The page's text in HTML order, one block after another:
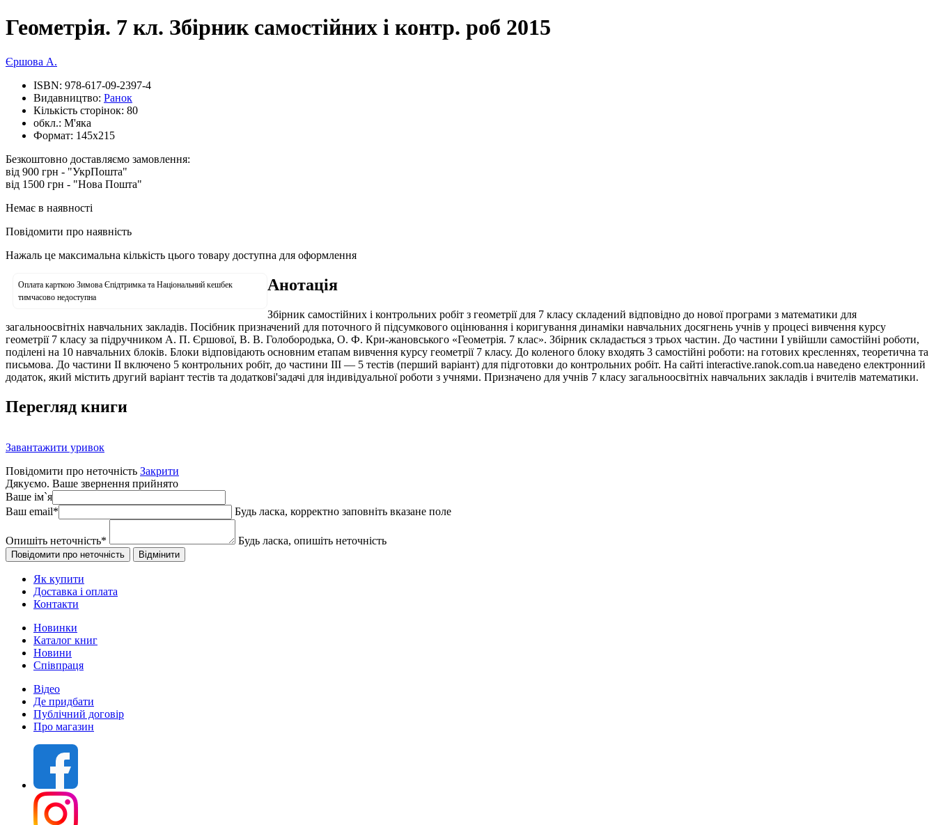
Геометрія. 7 кл. Збірник самостійних і контр. роб 2015
Єршова А.
ISBN: 978-617-09-2397-4
Видавництво: Ранок
Кількість сторінок: 80
обкл.: М'яка
Формат: 145х215
Безкоштовно доставляємо замовлення:
від 900 грн - "УкрПошта"
від 1500 грн - "Нова Пошта"
Немає в наявності
Повідомити про наявність
Нажаль це максимальна кількість цього товару доступна для оформлення
Оплата карткою Зимова Єпідтримка та Національний кешбек
тимчасово недоступна
Анотація
Збірник самостійних і контрольних робіт з геометрії для 7 класу складений відповідно до нової програми з математики для
загальноосвітніх навчальних закладів. Посібник призначений для поточного й підсумкового оцінювання і коригування динаміки навчальних досягнень учнів у процесі вивчення курсу
геометрії 7 класу за підручником А. П. Єршової, В. В. Голобородька, О. Ф. Кри-жановського «Геометрія. 7 клас». Збірник складається з трьох частин. До частини І увійшли самостійні роботи,
поділені на 10 навчальних блоків. Блоки відповідають основним етапам вивчення курсу геометрії 7 класу. До коленого блоку входять 3 самостійні роботи: на готових кресленнях, теоретична та
письмова. До частини II включено 5 контрольних робіт, до частини III — 5 тестів (перший варіант) для підготовки до контрольних робіт. На сайті interactive.ranok.com.ua наведено електронний
додаток, який містить другий варіант тестів та додаткові'задачі для індивідуальної роботи з учнями. Призначено для учнів 7 класу загальноосвітніх навчальних закладів і вчителів математики.
Перегляд книги
Завантажити уривок
Повідомити про неточність Закрити
Дякуємо. Ваше звернення прийнято
Ваше ім`я
Ваш email* Будь ласка, корректно заповніть вказане поле
Опишіть неточність* Будь ласка, опишіть неточність
Як купити
Доставка і оплата
Контакти
Новинки
Каталог книг
Новини
Співпраця
Відео
Де придбати
Публічний договір
Про магазин